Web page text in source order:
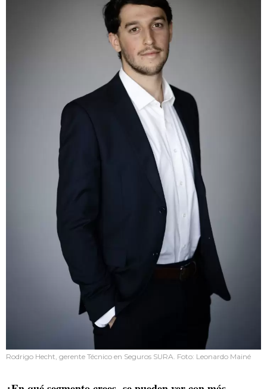
Rodrigo Hecht, gerente Técnico en Seguros SURA. Foto: Leonardo Mainé